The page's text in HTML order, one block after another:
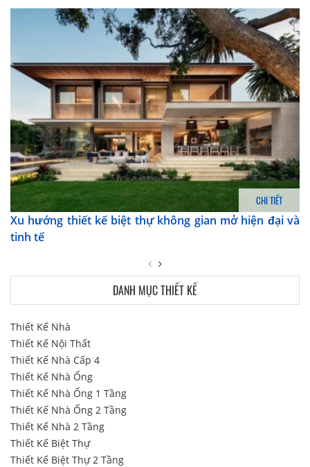
CHI TIẾT
Xu hướng thiết kế biệt thự không gian mở hiện đại và
tinh tế
DANH MỤC THIẾT KẾ
Thiết Kế Nhà
Thiết Kế Nội Thất
Thiết Kế Nhà Cấp 4
Thiết Kế Nhà Ống
Thiết Kế Nhà Ống 1 Tầng
Thiết Kế Nhà Ống 2 Tầng
Thiết Kế Nhà 2 Tầng
Thiết Kế Biệt Thự
Thiết Kế Biệt Thự 2 Tầng